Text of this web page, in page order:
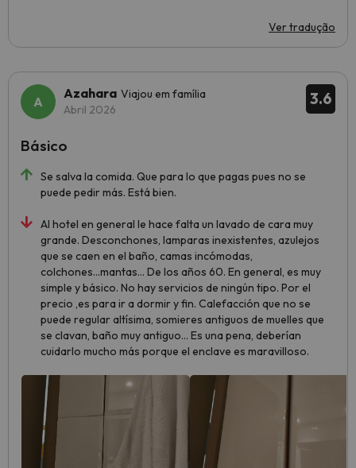
Ver tradução
3.6
Azahara Viajou em família
Abril 2026
Se salva la comida. Que para lo que pagas pues no se
puede pedir más. Está bien.
Al hotel en general le hace falta un lavado de cara muy
grande. Desconchones, lamparas inexistentes, azulejos
que se caen en el baño, camas incómodas,
colchones...mantas... De los años 60. En general, es muy
simple y básico. No hay servicios de ningún tipo. Por el
precio ,es para ir a dormir y fin. Calefacción que no se
puede regular altísima, somieres antiguos de muelles que
se clavan, baño muy antiguo... Es una pena, deberían
cuidarlo mucho más porque el enclave es maravilloso.
Básico